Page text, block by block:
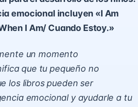
emocional incluyen «I Am
I Am/ Cuando Estoy.»
un momento
que tu pequeño no
los libros pueden ser
emocional y ayudarle a tu